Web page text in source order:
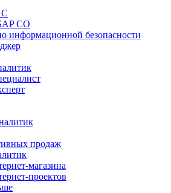
CO
информационной безопасности
продаж
магазина
проектов